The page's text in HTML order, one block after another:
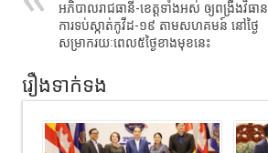
អភិបាល​រាជធានី​-​ខេត្ត​ទាំងអស់ ឲ្យ​ពង្រឹង​​វិធាន
ការ​ទប់ស្កាត់​កូ​វីដ​-១៩ តាម​សហគមន៍ នៅ​ថ្ងៃ​
សម្រាក​រយៈពេល​៥​ថ្ងៃខាងមុខនេះ
រឿងទាក់ទង